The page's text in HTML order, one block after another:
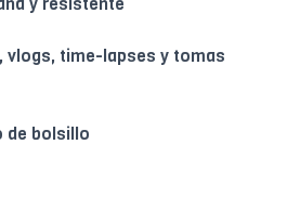
vlogs, time-lapses y tomas
de bolsillo